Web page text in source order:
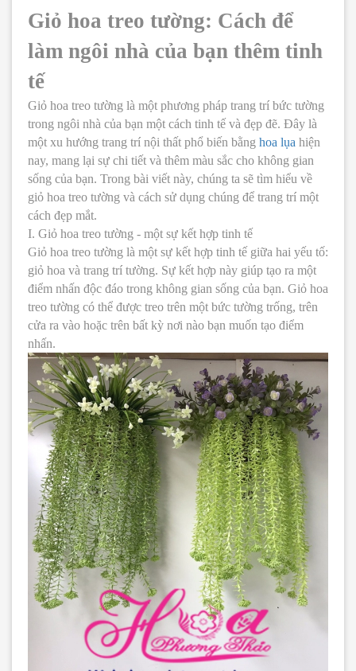
Giỏ hoa treo tường: Cách để
làm ngôi nhà của bạn thêm tinh
tế
Giỏ hoa treo tường là một phương pháp trang trí bức tường
trong ngôi nhà của bạn một cách tinh tế và đẹp đẽ. Đây là
một xu hướng trang trí nội thất phổ biến bằng hoa lụa hiện
nay, mang lại sự chi tiết và thêm màu sắc cho không gian
sống của bạn. Trong bài viết này, chúng ta sẽ tìm hiểu về
giỏ hoa treo tường và cách sử dụng chúng để trang trí một
cách đẹp mắt.
I. Giỏ hoa treo tường - một sự kết hợp tinh tế
Giỏ hoa treo tường là một sự kết hợp tinh tế giữa hai yếu tố:
giỏ hoa và trang trí tường. Sự kết hợp này giúp tạo ra một
điểm nhấn độc đáo trong không gian sống của bạn. Giỏ hoa
treo tường có thể được treo trên một bức tường trống, trên
cửa ra vào hoặc trên bất kỳ nơi nào bạn muốn tạo điểm
nhấn.